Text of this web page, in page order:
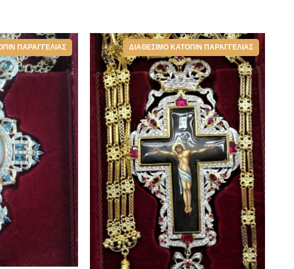
ΠΑΡΑΓΓΕΛΊΑΣ ΔΙΑΘΈΣΙΜΟ ΚΑΤΌΠΙΝ ΠΑΡΑΓΓΕΛΊΑΣ